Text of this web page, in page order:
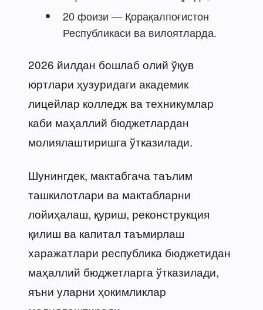
20 фоизи — Қорақалпоғистон
Республикаси ва вилоятларда.
2026 йилдан бошлаб олий ўқув
юртлари ҳузуридаги академик
лицейлар колледж ва техникумлар
каби маҳаллий бюджетлардан
молиялаштиришга ўтказилади.
Шунингдек, мактабгача таълим
ташкилотлари ва мактабларни
лойиҳалаш, қуриш, реконструкция
қилиш ва капитал таъмирлаш
харажатлари республика бюджетидан
маҳаллий бюджетларга ўтказилади,
яъни уларни ҳокимликлар